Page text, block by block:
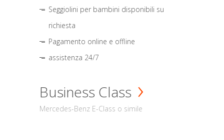
Seggiolini per bambini disponibili su
richiesta
Pagamento online e offline
assistenza 24/7
Business Class
Mercedes-Benz E-Class o simile